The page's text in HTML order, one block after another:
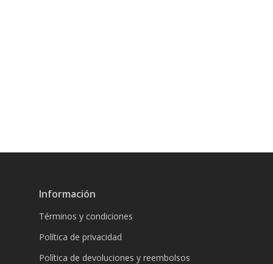
Información
Términos y condiciones
Política de privacidad
Política de devoluciones y reembolsos